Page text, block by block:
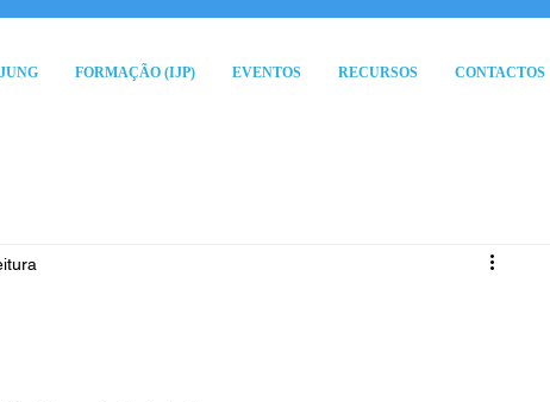
FORMAÇÃO (IJP) EVENTOS RECURSOS CONTACTOS